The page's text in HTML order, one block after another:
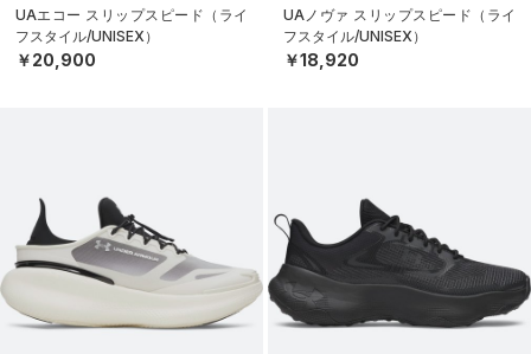
UAエコー スリップスピード（ライ
フスタイル/UNISEX）
￥20,900
UAノヴァ スリップスピード（ライ
フスタイル/UNISEX）
￥18,920